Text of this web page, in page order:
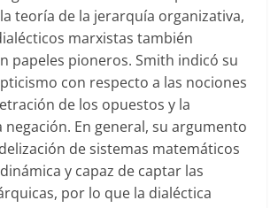
teoría de la jerarquía organizativa,
marxistas también
papeles pioneros. Smith indicó su
con respecto a las nociones
de los opuestos y la
negación. En general, su argumento
de sistemas matemáticos
y capaz de captar las
por lo que la dialéctica